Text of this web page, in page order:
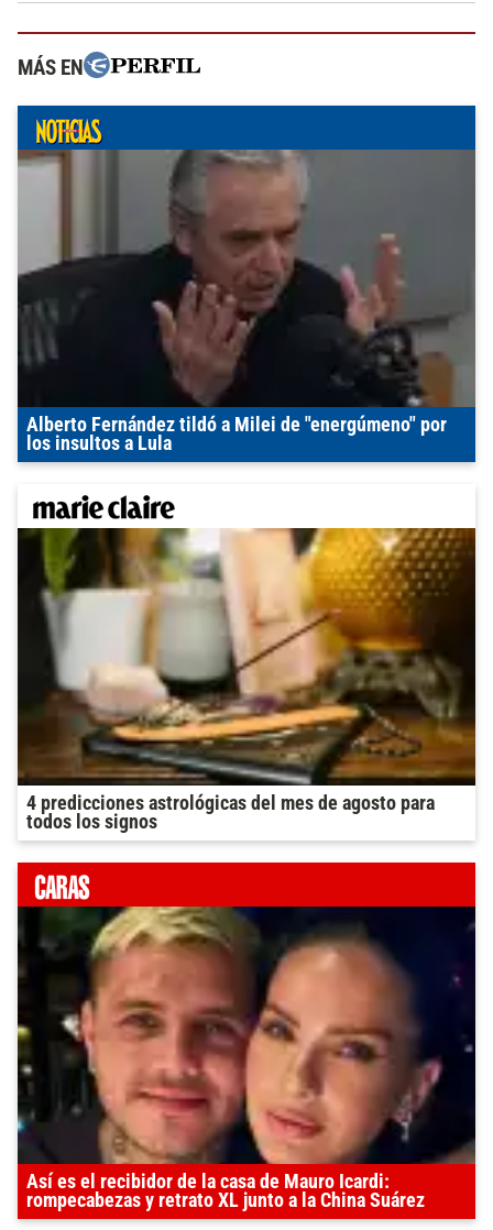
MÁS EN
Alberto Fernández tildó a Milei de "energúmeno" por
los insultos a Lula
4 predicciones astrológicas del mes de agosto para
todos los signos
Así es el recibidor de la casa de Mauro Icardi:
rompecabezas y retrato XL junto a la China Suárez